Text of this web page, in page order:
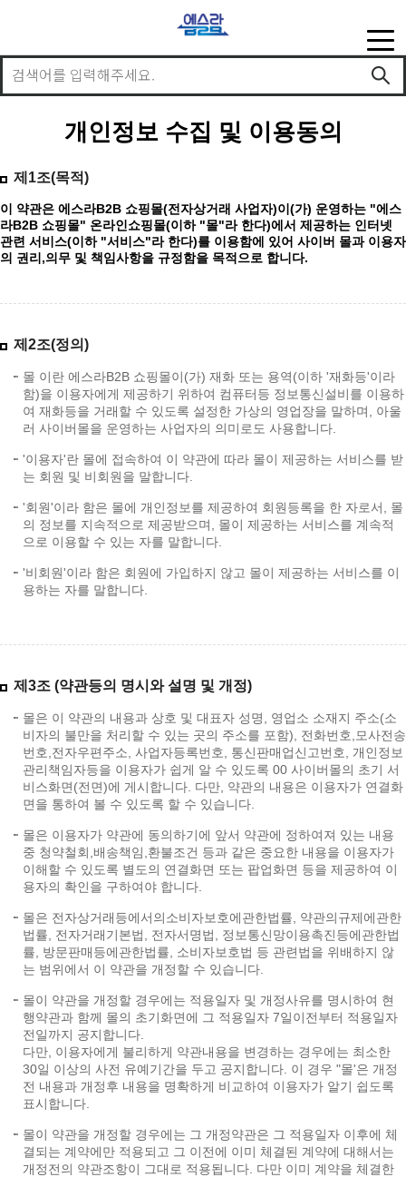
개인정보 수집 및 이용동의
제1조(목적)
이 약관은 에스라B2B 쇼핑몰(전자상거래 사업자)이(가) 운영하는 "에스
라B2B 쇼핑몰" 온라인쇼핑몰(이하 "몰"라 한다)에서 제공하는 인터넷
관련 서비스(이하 "서비스"라 한다)를 이용함에 있어 사이버 몰과 이용자
의 권리,의무 및 책임사항을 규정함을 목적으로 합니다.
제2조(정의)
몰 이란 에스라B2B 쇼핑몰이(가) 재화 또는 용역(이하 '재화등'이라
함)을 이용자에게 제공하기 위하여 컴퓨터등 정보통신설비를 이용하
여 재화등을 거래할 수 있도록 설정한 가상의 영업장을 말하며, 아울
러 사이버몰을 운영하는 사업자의 의미로도 사용합니다.
'이용자'란 몰에 접속하여 이 약관에 따라 몰이 제공하는 서비스를 받
는 회원 및 비회원을 말합니다.
'회원'이라 함은 몰에 개인정보를 제공하여 회원등록을 한 자로서, 몰
의 정보를 지속적으로 제공받으며, 몰이 제공하는 서비스를 계속적
으로 이용할 수 있는 자를 말합니다.
'비회원'이라 함은 회원에 가입하지 않고 몰이 제공하는 서비스를 이
용하는 자를 말합니다.
제3조 (약관등의 명시와 설명 및 개정)
몰은 이 약관의 내용과 상호 및 대표자 성명, 영업소 소재지 주소(소
비자의 불만을 처리할 수 있는 곳의 주소를 포함), 전화번호,모사전송
번호,전자우편주소, 사업자등록번호, 통신판매업신고번호, 개인정보
관리책임자등을 이용자가 쉽게 알 수 있도록 00 사이버몰의 초기 서
비스화면(전면)에 게시합니다. 다만, 약관의 내용은 이용자가 연결화
면을 통하여 볼 수 있도록 할 수 있습니다.
몰은 이용자가 약관에 동의하기에 앞서 약관에 정하여져 있는 내용
중 청약철회,배송책임,환불조건 등과 같은 중요한 내용을 이용자가
이해할 수 있도록 별도의 연결화면 또는 팝업화면 등을 제공하여 이
용자의 확인을 구하여야 합니다.
몰은 전자상거래등에서의소비자보호에관한법률, 약관의규제에관한
법률, 전자거래기본법, 전자서명법, 정보통신망이용촉진등에관한법
률, 방문판매등에관한법률, 소비자보호법 등 관련법을 위배하지 않
는 범위에서 이 약관을 개정할 수 있습니다.
몰이 약관을 개정할 경우에는 적용일자 및 개정사유를 명시하여 현
행약관과 함께 몰의 초기화면에 그 적용일자 7일이전부터 적용일자
전일까지 공지합니다.
다만, 이용자에게 불리하게 약관내용을 변경하는 경우에는 최소한
30일 이상의 사전 유예기간을 두고 공지합니다. 이 경우 "몰'은 개정
전 내용과 개정후 내용을 명확하게 비교하여 이용자가 알기 쉽도록
표시합니다.
몰이 약관을 개정할 경우에는 그 개정약관은 그 적용일자 이후에 체
결되는 계약에만 적용되고 그 이전에 이미 체결된 계약에 대해서는
개정전의 약관조항이 그대로 적용됩니다. 다만 이미 계약을 체결한